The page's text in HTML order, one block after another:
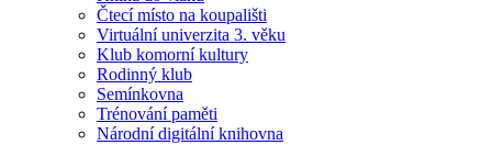
Čtecí místo na koupališti
Virtuální univerzita 3. věku
Klub komorní kultury
Rodinný klub
Semínkovna
Trénování paměti
Národní digitální knihovna